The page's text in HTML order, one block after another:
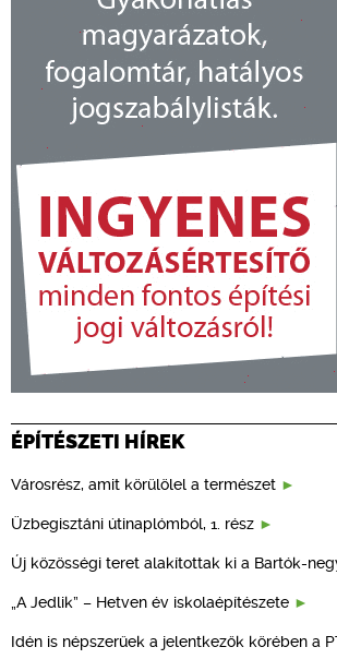
ÉPÍTÉSZETI HÍREK
Városrész, amit körülölel a természet
Üzbegisztáni útinaplómból, 1. rész
Új közösségi teret alakítottak ki a Bartók-
„A Jedlik” – Hetven év iskolaépítészete
Idén is népszerűek a jelentkezők körében a